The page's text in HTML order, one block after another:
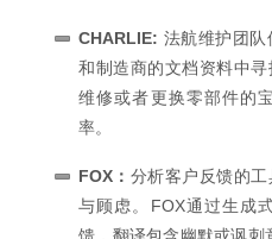
CHARLIE: 法航维护团
和制造商的文档资料中
维修或者更换零部件的
率。
FOX： 分析客户反馈的
与顾虑。FOX通过生成
馈，翻译包含幽默或讽刺